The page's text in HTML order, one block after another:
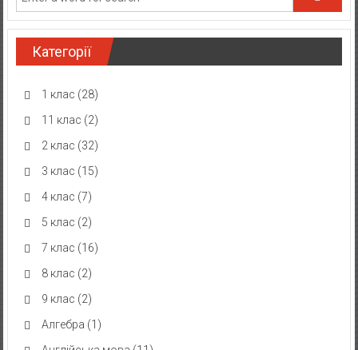
Категорії
1 клас (28)
11 клас (2)
2 клас (32)
3 клас (15)
4 клас (7)
5 клас (2)
7 клас (16)
8 клас (2)
9 клас (2)
Алгебра (1)